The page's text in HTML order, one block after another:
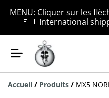
MENU: Cliquer sur les
🇪🇺 International
Accueil / Produits / MX5